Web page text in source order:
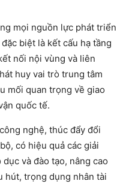
mọi nguồn lực phát triển
biệt là kết cấu hạ tầng
nối nội vùng và liên
huy vai trò trung tâm
mối quan trọng về giao
quốc tế.
nghệ, thúc đẩy đổi
có hiệu quả các giải
và đào tạo, nâng cao
hút, trọng dụng nhân tài